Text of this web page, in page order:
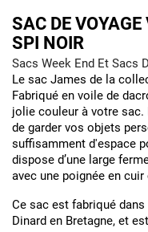
SAC DE
SPI NOIR
Sacs Week End Et Sacs
Le sac James de la
Fabriqué en voile de
jolie couleur à votre sac.
de garder vos objets
suffisamment d'espace
dispose d’une large
avec une poignée en
Ce sac est fabriqué
Dinard en Bretagne, et